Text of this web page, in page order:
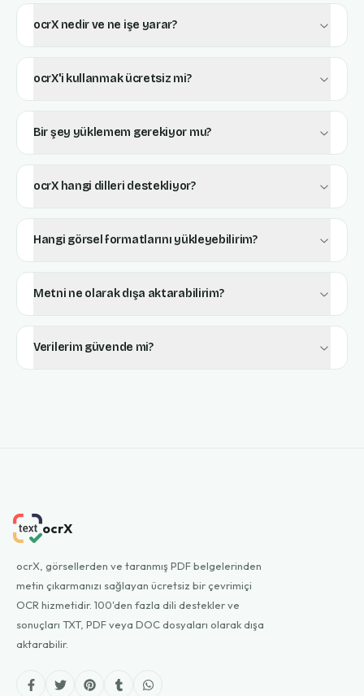
ocrX nedir ve ne işe yarar?
ocrX'i kullanmak ücretsiz mi?
Bir şey yüklemem gerekiyor mu?
ocrX hangi dilleri destekliyor?
Hangi görsel formatlarını yükleyebilirim?
Metni ne olarak dışa aktarabilirim?
Verilerim güvende mi?
ocrX
ocrX, görsellerden ve taranmış PDF belgelerinden
metin çıkarmanızı sağlayan ücretsiz bir çevrimiçi
OCR hizmetidir. 100'den fazla dili destekler ve
sonuçları TXT, PDF veya DOC dosyaları olarak dışa
aktarabilir.